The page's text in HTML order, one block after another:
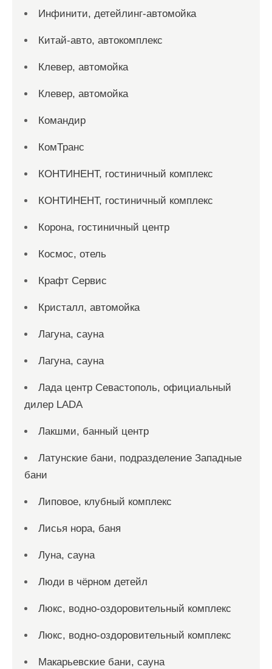
Инфинити, детейлинг-автомойка
Китай-авто, автокомплекс
Клевер, автомойка
Клевер, автомойка
Командир
КомТранс
КОНТИНЕНТ, гостиничный комплекс
КОНТИНЕНТ, гостиничный комплекс
Корона, гостиничный центр
Космос, отель
Крафт Сервис
Кристалл, автомойка
Лагуна, сауна
Лагуна, сауна
Лада центр Севастополь, официальный
дилер LADA
Лакшми, банный центр
Латунские бани, подразделение Западные
бани
Липовое, клубный комплекс
Лисья нора, баня
Луна, сауна
Люди в чёрном детейл
Люкс, водно-оздоровительный комплекс
Люкс, водно-оздоровительный комплекс
Макарьевские бани, сауна